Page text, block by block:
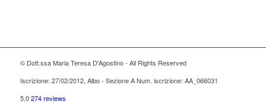
© Dott.ssa Maria Teresa D'Agostino - All Rights Reserved
Iscrizione: 27/02/2012, Albo - Sezione A Num. iscrizione: AA_066031
5,0 274 reviews